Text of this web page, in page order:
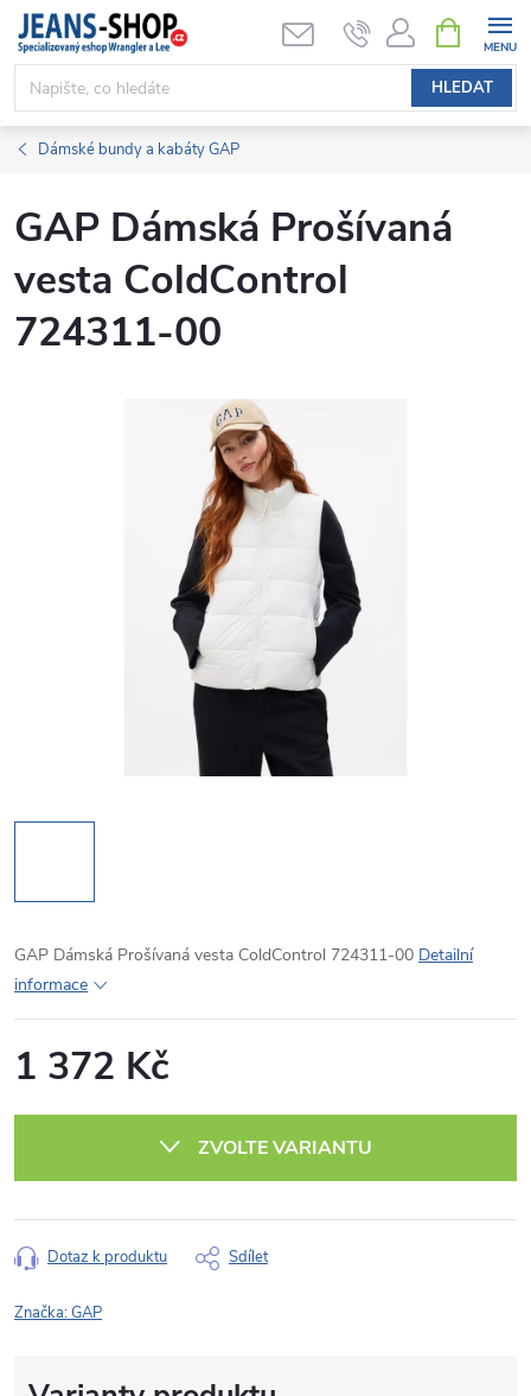
Přejít
obsah
HLEDAT
NÁKUPNÍ
KOŠÍK
Dámské bundy a kabáty GAP
GAP Dámská Prošívaná
vesta ColdControl
724311-00
GAP Dámská Prošívaná vesta ColdControl 724311-00 Detailní
informace
1 372 Kč
ZVOLTE VARIANTU
Dotaz k produktu Sdílet
Značka:GAP